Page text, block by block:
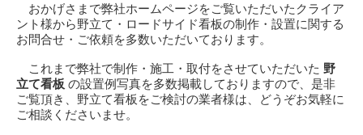
おかげさまで弊社ホームページをご覧いただいたクライア
ント様から野立て・ロードサイド看板の制作・設置に関する
お問合せ・ご依頼を多数いただいております。
これまで弊社で制作・施工・取付をさせていただいた 野
立て看板 の設置例写真を多数掲載しておりますので、是非
ご覧頂き、野立て看板をご検討の業者様は、どうぞお気軽に
ご相談くださいませ。